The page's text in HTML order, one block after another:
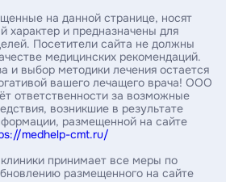
на данной странице, носят
характер и предназначены для
Посетители сайта не должны
медицинских рекомендаций.
и выбор методики лечения остается
вашего лечащего врача! ООО
ответственности за возможные
возникшие в результате
размещенной на сайте
medhelp-cmt.ru/
принимает все меры по
размещенного на сайте
нужно выслать справку*
Заказать справку